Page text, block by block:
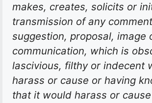
makes, creates, solicits or
transmission of any
suggestion, proposal, image
communication, which is
lascivious, filthy or indecent
harass or cause or having
that it would harass or